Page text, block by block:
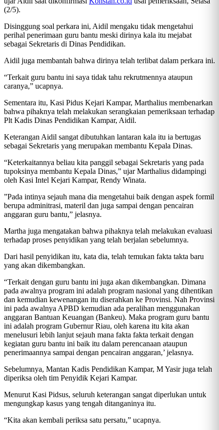
(2/5).
Disinggung soal perkara ini, Aidil mengaku tidak mengetahui
perihal penerimaan guru bantu meski dirinya kala itu mejabat
sebagai Sekretaris di Dinas Pendidikan.
Aidil juga membantah bahwa dirinya telah terlibat dalam perkara ini.
“Terkait guru bantu ini saya tidak tahu rekrutmennya ataupun
caranya,” ucapnya.
Sementara itu, Kasi Pidus Kejari Kampar, Marthalius membenarkan
bahwa pihaknya telah melakukan serangkaian pemeriksaan terhadap
Plt Kadis Dinas Pendidikan Kampar, Aidil.
Keterangan Aidil sangat dibutuhkan lantaran kala itu ia bertugas
sebagai Sekretaris yang merupakan membantu Kepala Dinas.
“Keterkaitannya beliau kita panggil sebagai Sekretaris yang pada
tupoksinya membantu Kepala Dinas,” ujar Marthalius didampingi
oleh Kasi Intel Kejari Kampar, Rendy Winata.
”Pada intinya sejauh mana dia mengetahui baik dengan aspek formil
berupa adminitrasi, materil dan juga sampai dengan pencairan
anggaran guru bantu,” jelasnya.
Martha juga mengatakan bahwa pihaknya telah melakukan evaluasi
terhadap proses penyidikan yang telah berjalan sebelumnya.
Dari hasil penyidikan itu, kata dia, telah temukan fakta takta baru
yang akan dikembangkan.
“Terkait dengan guru bantu ini juga akan dikembangkan. Dimana
pada awalnya program ini adalah program nasional yang dihentikan
dan kemudian kewenangan itu diserahkan ke Provinsi. Nah Provinsi
ini pada awalnya APBD kemudian ada peralihan menggunakan
anggaran Bantuan Keuangan (Bankeu). Maka program guru bantu
ini adalah program Gubernur Riau, oleh karena itu kita akan
menelusuri lebih lanjut sejauh mana fakta fakta terkait dengan
kegiatan guru bantu ini baik itu dalam perencanaan ataupun
penerimaannya sampai dengan pencairan anggaran,’ jelasnya.
Sebelumnya, Mantan Kadis Pendidikan Kampar, M Yasir juga telah
diperiksa oleh tim Penyidik Kejari Kampar.
Menurut Kasi Pidsus, seluruh keterangan sangat diperlukan untuk
mengungkap kasus yang tengah ditanganinya itu.
“Kita akan kembali periksa satu persatu,” ucapnya.